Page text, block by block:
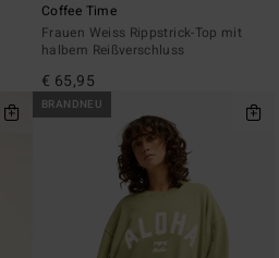
Coffee Time
Frauen Weiss Rippstrick-Top mit
halbem Reißverschluss
€ 65,95
BRANDNEU